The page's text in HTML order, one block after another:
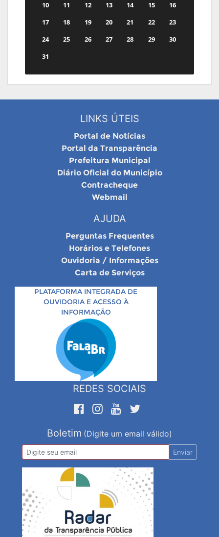
10
11 12 13 14 15
16
17
18 19 20 21 22
23
24
25 26 27 28 29
30
31
LINKS ÚTEIS
Portal de Notícias
Portal da Transparência
Prefeitura Municipal
Diário Oficial do Município
Contracheque
Webmail
AJUDA
Perguntas Frequentes
Horários e Telefones
Ouvidoria / Informações
Carta de Serviços
PLATAFORMA INTEGRADA DE
OUVIDORIA E ACESSO À
INFORMAÇÃO
REDES SOCIAIS
Boletim (Digite um email válido)
Enviar